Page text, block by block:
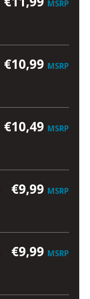
MSRP
€10,99 MSRP
€10,49 MSRP
€9,99 MSRP
€9,99 MSRP